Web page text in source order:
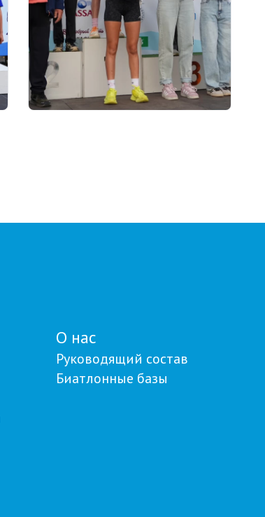
О нас
Руководящий состав
Биатлонные базы